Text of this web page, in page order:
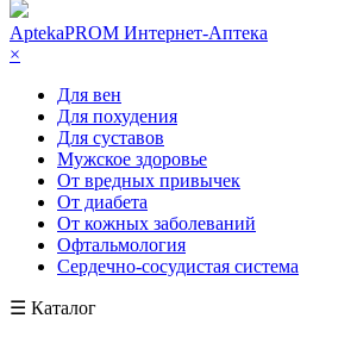
AptekaPROM Интернет-Аптека
×
Для вен
Для похудения
Для суставов
Мужское здоровье
От вредных привычек
От диабета
От кожных заболеваний
Офтальмология
Сердечно-сосудистая система
☰ Каталог